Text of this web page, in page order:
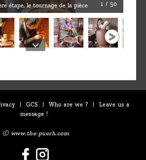
étape, le tournage de la pièce 1 / 50
GCS Who are we ?
Leave us a
message !
Ⓒ www.the-puerh.com